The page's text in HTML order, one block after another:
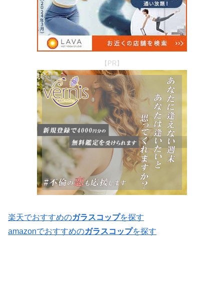
【PR】
楽天でおすすめのガラスコップを探す
amazonでおすすめのガラスコップを探す